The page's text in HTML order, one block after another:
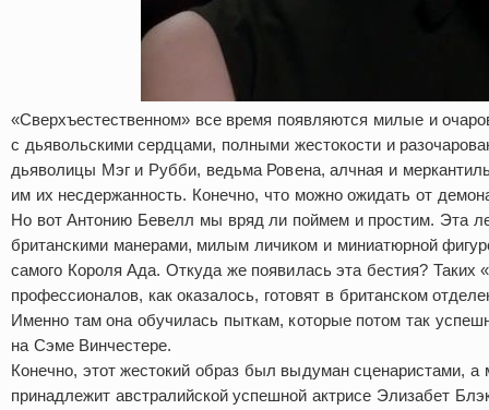
«Сверхъестественном» все время появляются милые и
с дьявольскими сердцами, полными жестокости и
дьяволицы Мэг и Рубби, ведьма Ровена, алчная и
им их несдержанность. Конечно, что можно ожидать от
Но вот Антонию Бевелл мы вряд ли поймем и простим. Эта
британскими манерами, милым личиком и миниатюрной
самого Короля Ада. Откуда же появилась эта бестия? Таких
профессионалов, как оказалось, готовят в британском
Именно там она обучилась пыткам, которые потом так
на Сэме Винчестере.
Конечно, этот жестокий образ был выдуман сценаристами, а
принадлежит австралийской успешной актрисе Элизабет